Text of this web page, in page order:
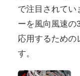
で注目されてい
ーを風向風速の
応用するための
す。